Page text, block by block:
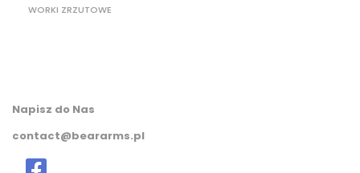
WORKI ZRZUTOWE
Napisz do Nas
contact@beararms.pl